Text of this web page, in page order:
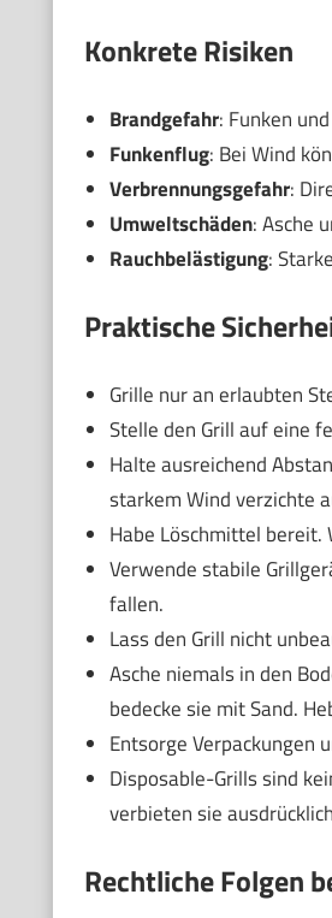
Konkrete Risiken
Brandgefahr: Funken
Funkenflug: Bei Wind
Verbrennungsgefahr:
Umweltschäden: Asche
Rauchbelästigung:
Praktische
Grille nur an erlaubten
Stelle den Grill auf eine
Halte ausreichend
starkem Wind verzichte
Habe Löschmittel bereit.
Verwende stabile
fallen.
Lass den Grill nicht
Asche niemals in den
bedecke sie mit Sand.
Entsorge Verpackungen
Disposable-Grills sind
verbieten sie
Rechtliche Folgen